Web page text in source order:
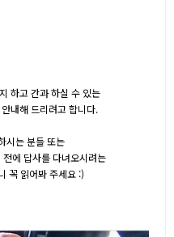
하고 간과 하실 수 있는
내해 드리려고 합니다.
시는 분들 또는
에 답사를 다녀오시려는
꼭 읽어봐 주세요 :)